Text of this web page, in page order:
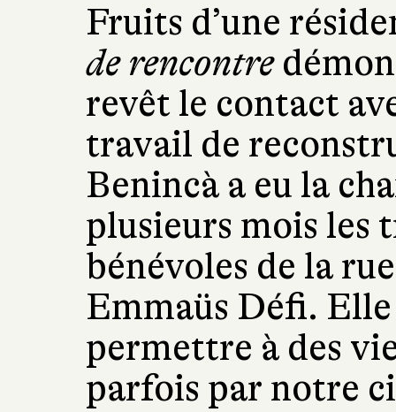
Fruits d’une
de rencontre
revêt le contact
travail de
Benincà a eu la
plusieurs mois les
bénévoles de la
Emmaüs Défi.
permettre à des
parfois par notre